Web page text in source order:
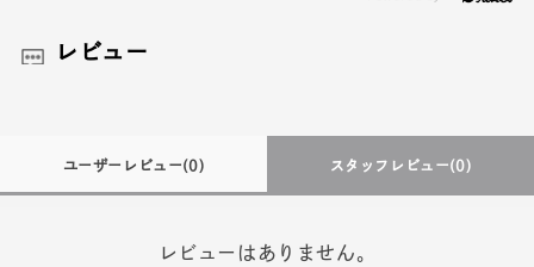
レビュー
ユーザーレビュー(0) スタッフレビュー(0)
レビューはありません。